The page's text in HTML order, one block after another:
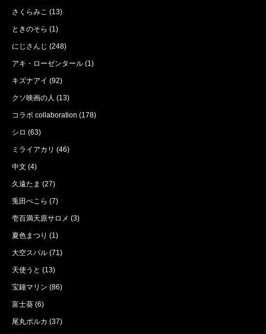
さくらみこ (13)
ときのそら (1)
にじさんじ (248)
アキ・ローゼンタール (1)
キズナアイ (92)
クソ映画の人 (13)
コラボ collaboration (178)
シロ (63)
ミライアカリ (46)
中文 (4)
久遠たま (27)
兎田ぺこら (7)
壱百満天原サロメ (3)
夏色まつり (1)
大空スバル (71)
天使うと (13)
宝鐘マリン (86)
富士葵 (6)
尾丸ポルカ (37)